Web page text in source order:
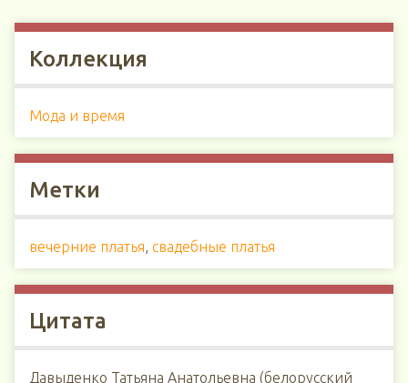
Коллекция
Мода и время
Метки
вечерние платья, свадебные платья
Цитата
Давыденко Татьяна Анатольевна (белорусский